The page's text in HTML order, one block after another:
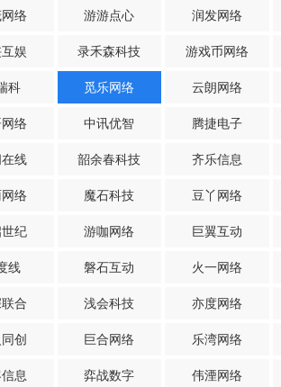
络 游游点心 润发网络
娱 录禾森科技 游戏币网络
科 觅乐网络 云朗网络
络 中讯优智 腾捷电子
线 韶余春科技 齐乐信息
络 魔石科技 豆丫网络
纪 游咖网络 巨翼互动
线 磐石互动 火一网络
合 浅会科技 亦度网络
创 巨合网络 乐湾网络
息 弈战数字 伟湮网络